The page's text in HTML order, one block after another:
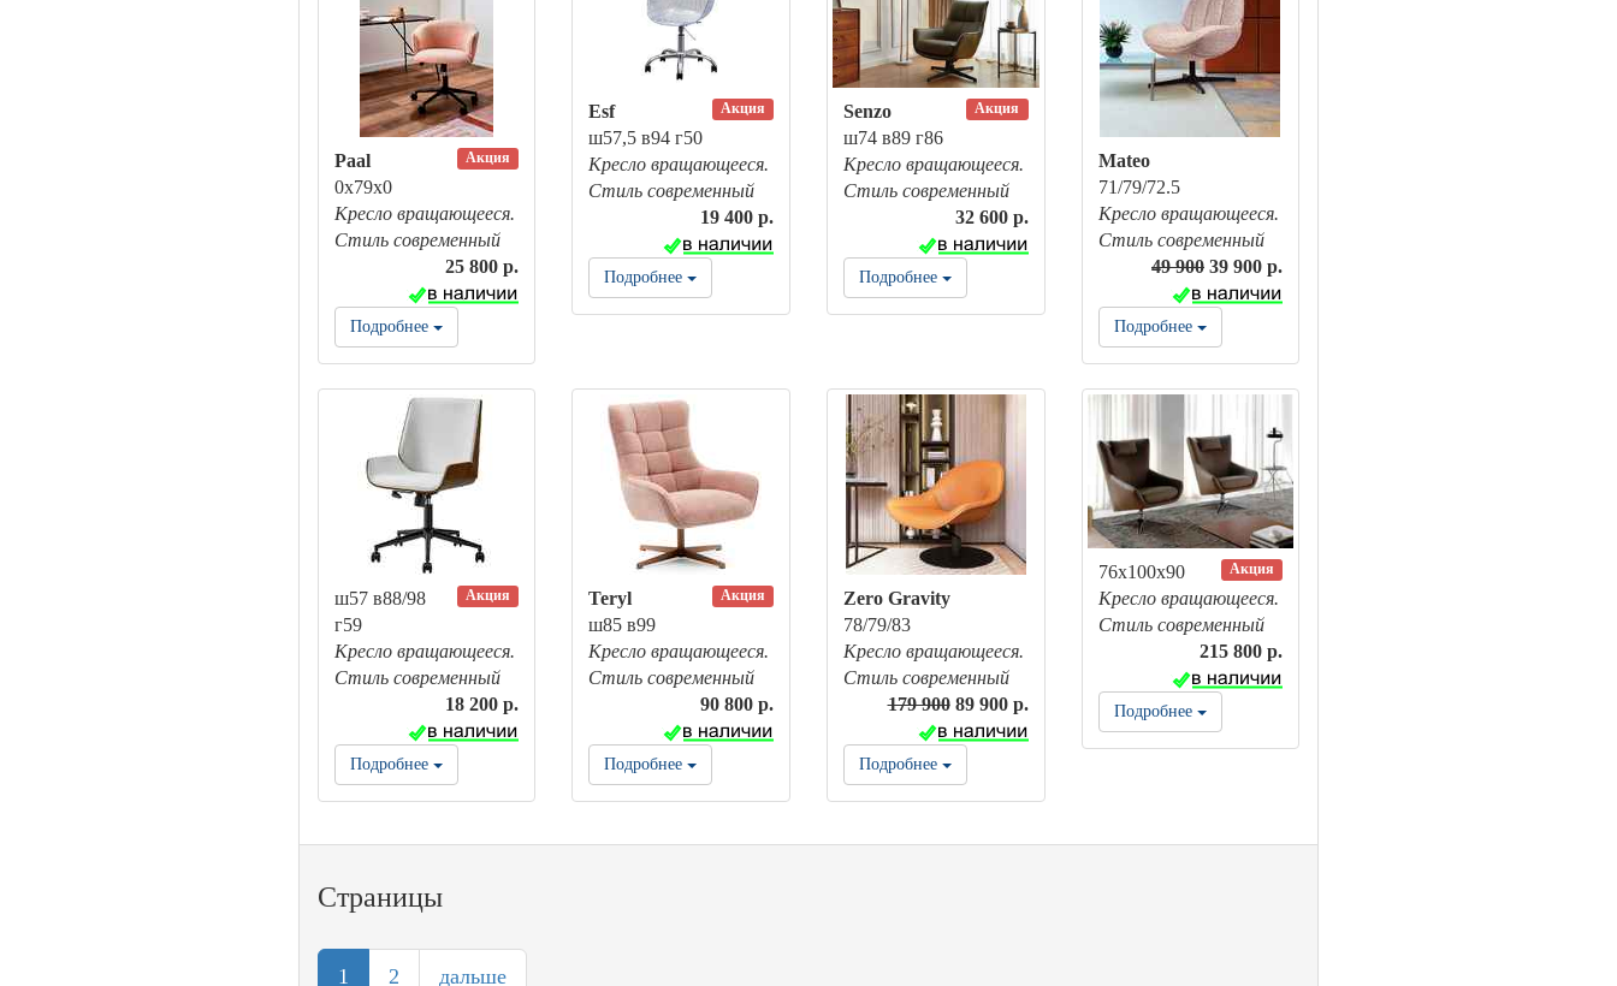
Акция
Paal
0х79х0
Кресло вращающееся.
Стиль современный
25 800 р.
Подробнее
Акция
Esf
ш57,5 в94 г50
Кресло вращающееся.
Стиль современный
19 400 р.
Подробнее
Акция
Senzo
ш74 в89 г86
Кресло вращающееся.
Стиль современный
32 600 р.
Подробнее
Mateo
71/79/72.5
Кресло вращающееся.
Стиль современный
49 900 39 900 р.
Подробнее
Акция
ш57 в88/98
г59
Кресло вращающееся.
Стиль современный
18 200 р.
Подробнее
Акция
Teryl
ш85 в99
Кресло вращающееся.
Стиль современный
90 800 р.
Подробнее
Zero Gravity
78/79/83
Кресло вращающееся.
Стиль современный
179 90089 900 р.
Подробнее
Акция
76х100х90
Кресло вращающееся.
Стиль современный
215 800 р.
Подробнее
Страницы
1 2 дальше